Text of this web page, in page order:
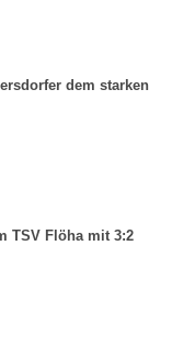
dem starken
TSV Flöha mit 3:2